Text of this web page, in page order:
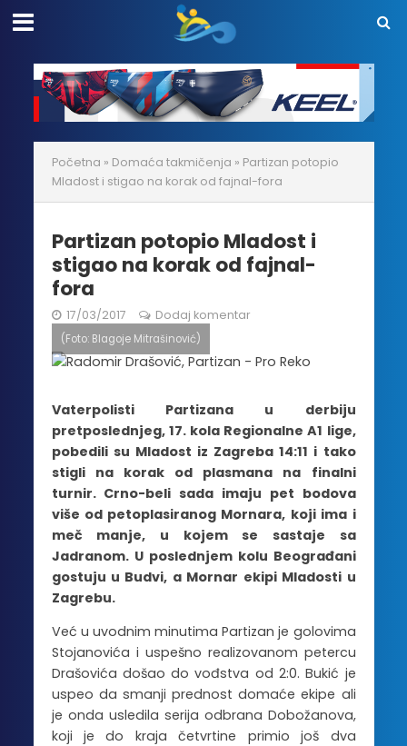
Početna » Domaća takmičenja » Partizan potopio
Mladost i stigao na korak od fajnal-fora
Partizan potopio Mladost i
stigao na korak od fajnal-
fora
17/03/2017 Dodaj komentar
(Foto: Blagoje Mitrašinović)
Vaterpolisti Partizana u derbiju
pretposlednjeg, 17. kola Regionalne A1 lige,
pobedili su Mladost iz Zagreba 14:11 i tako
stigli na korak od plasmana na finalni
turnir. Crno-beli sada imaju pet bodova
više od petoplasiranog Mornara, koji ima i
meč manje, u kojem se sastaje sa
Jadranom. U poslednjem kolu Beograđani
gostuju u Budvi, a Mornar ekipi Mladosti u
Zagrebu.
Već u uvodnim minutima Partizan je golovima
Stojanovića i uspešno realizovanom petercu
Drašovića došao do vođstva od 2:0. Bukić je
uspeo da smanji prednost domaće ekipe ali
je onda usledila serija odbrana Dobožanova,
koji je do kraja četvrtine primio još dva